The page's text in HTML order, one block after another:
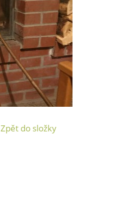
Zpět do složky